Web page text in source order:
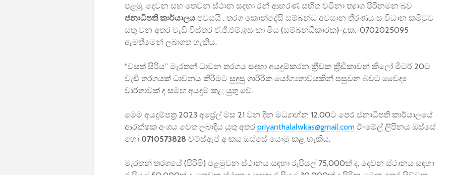
පළමු, දෙවන සහ තෙවන ස්ථාන සඳහා රන් ආභරණ සහිත වටිනා ත්‍යාග පිරිනමන බව
ජනාධිපති කාර්යාලය පවසයි . තරග කොන්දේසි සම්බන්ධ අවසාන තීරණය සංවිධාන කමිටුව
සතු වන අතර වැඩි විස්තර ඒ.ජී.එම්.ඉසංකා මිය (සම්බන්ධීකාරක)-දු.ක.-0702025095
ඇමතීමෙන් ලබාගත හැකිය.
“වසත් සිරිය” මැරතන් ධාවන තරගය සඳහා අයදුම්කරන ක්‍රීඩක ක්‍රීඩිකාවන් කිලෝ මීටර් 20ට
වැඩි තරගයක් ධාවනය කිරීමට සුදුසු ශාරීරික යෝග්‍යතාවයකින් පසුවන බවට වෛද්‍ය
වාර්තාවක් ද සමඟ අයදුම් කළ යුතු වේ.
මෙම අයදුම්පත්‍ර 2023 අප්‍රේල් මස 21 වන දින මධ්‍යාහ්න 12.00ට පෙර ජනාධිපති කාර්යාලයේ
ආරක්ෂක අංශය වෙත ලබාදිය යුතු අතර priyanthalalwkas@gmail.com ඊ-මේල් ලිපිනය ඔස්සේ
හෝ 0710573828 වට්ස්ඇප් අංකය ඔස්සේ යොමු කළ හැකිය.
මැරතන් තරගයේ (පිරිමි) පළමුවන ස්ථානය සඳහා රුපියල් 75,000ක් ද, දෙවන ස්ථානය සඳහා